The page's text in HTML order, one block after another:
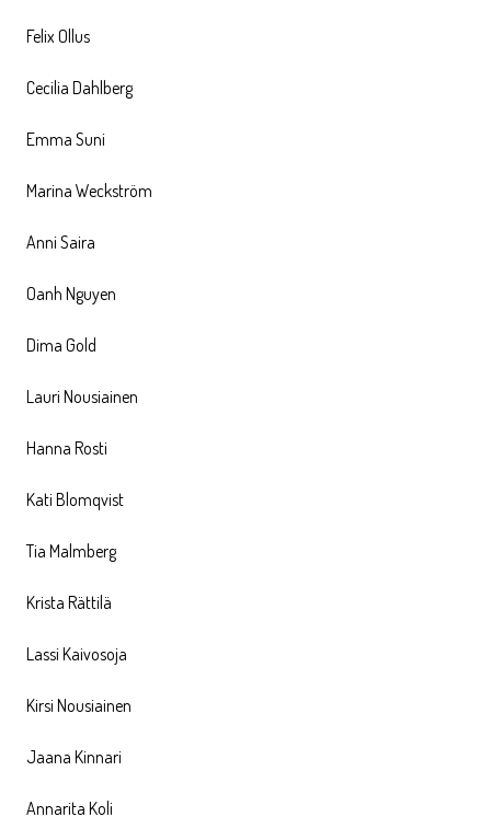
Felix Ollus
Cecilia Dahlberg
Emma Suni
Marina Weckström
Anni Saira
Oanh Nguyen
Dima Gold
Lauri Nousiainen
Hanna Rosti
Kati Blomqvist
Tia Malmberg
Krista Rättilä
Lassi Kaivosoja
Kirsi Nousiainen
Jaana Kinnari
Annarita Koli